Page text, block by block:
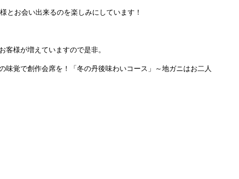
とお会い出来るのを楽しみにしています！
客様が増えていますので是非。
味覚で創作会席を！「冬の丹後味わいコース」～地ガニはお二人